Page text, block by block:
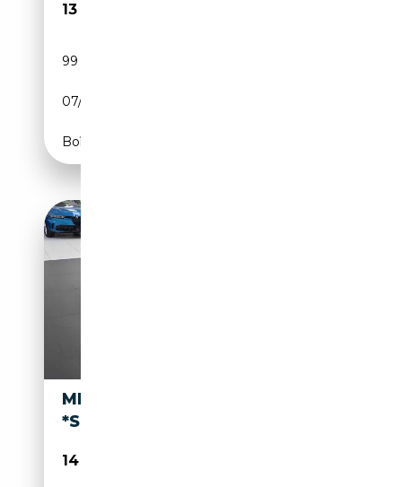
13 900€
99 900 km
07/2017
Boîte manuelle
MINI ONE 1.5 BENZINA 75CV
*SOLO 38000 KM*
14 900€